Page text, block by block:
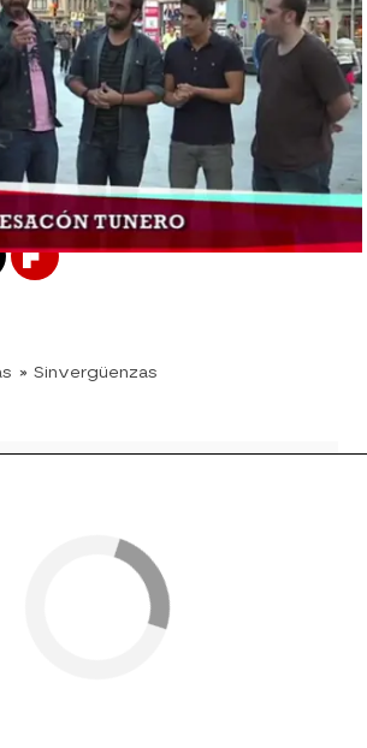
enero de 2015, 10:48
Flipboard
» Sinvergüenzas